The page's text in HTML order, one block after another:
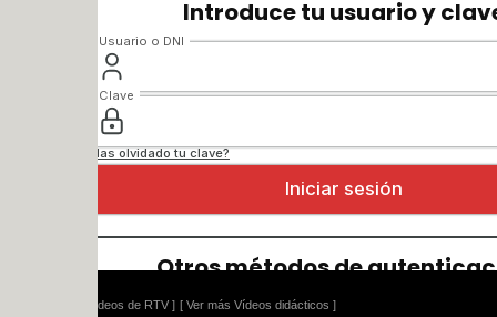
[ Ver más Vídeos didácticos ]